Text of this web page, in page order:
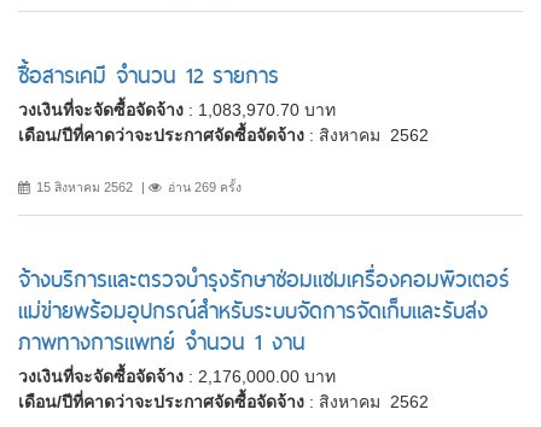
ซื้อสารเคมี จำนวน 12 รายการ
วงเงินที่จะจัดซื้อจัดจ้าง : 1,083,970.70 บาท
เดือน/ปีที่คาดว่าจะประกาศจัดซื้อจัดจ้าง : สิงหาคม 2562
15 สิงหาคม 2562 อ่าน 269 ครั้ง
จ้างบริการและตรวจบำรุงรักษาซ่อมแซมเครื่องคอมพิวเตอร์
แม่ข่ายพร้อมอุปกรณ์สำหรับระบบจัดการจัดเก็บและรับส่ง
ภาพทางการแพทย์ จำนวน 1 งาน
วงเงินที่จะจัดซื้อจัดจ้าง : 2,176,000.00 บาท
เดือน/ปีที่คาดว่าจะประกาศจัดซื้อจัดจ้าง : สิงหาคม 2562